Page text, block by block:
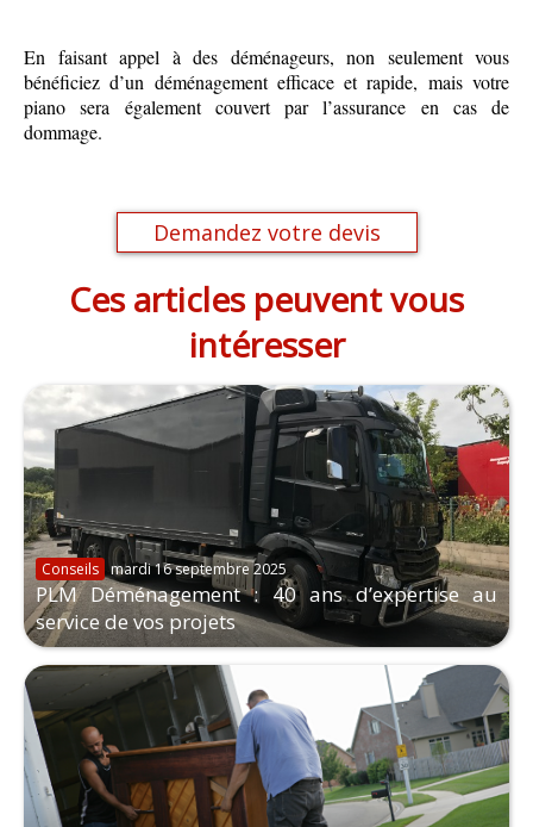
En faisant appel à des déménageurs, non seulement vous
bénéficiez d’un déménagement efficace et rapide, mais votre
piano sera également couvert par l’assurance en cas de
dommage.
Demandez votre devis
Ces articles peuvent vous
intéresser
Conseils mardi 16 septembre 2025
PLM Déménagement : 40 ans d’expertise au
service de vos projets